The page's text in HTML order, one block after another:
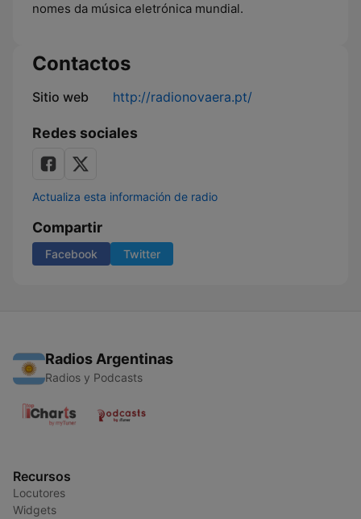
nomes da música eletrónica mundial.
Contactos
Sitio web http://radionovaera.pt/
Redes sociales
Actualiza esta información de radio
Compartir
Facebook Twitter
Radios Argentinas
Radios y Podcasts
Recursos
Locutores
Widgets